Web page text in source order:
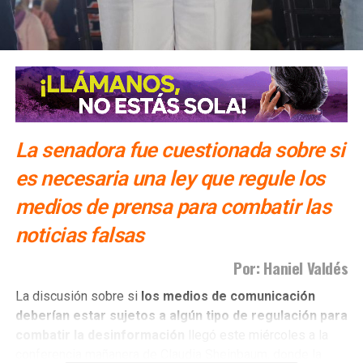
La senadora fue cuestionada sobre si
es necesaria una ley que regule los
medios de prensa para combatir las
noticias falsas
Por: Haniel Valdés
La discusión sobre si los medios de comunicación
deberían estar sujetos a algún tipo de regulación para